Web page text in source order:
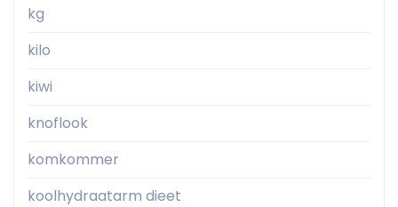
kg
kilo
kiwi
knoflook
komkommer
koolhydraatarm dieet